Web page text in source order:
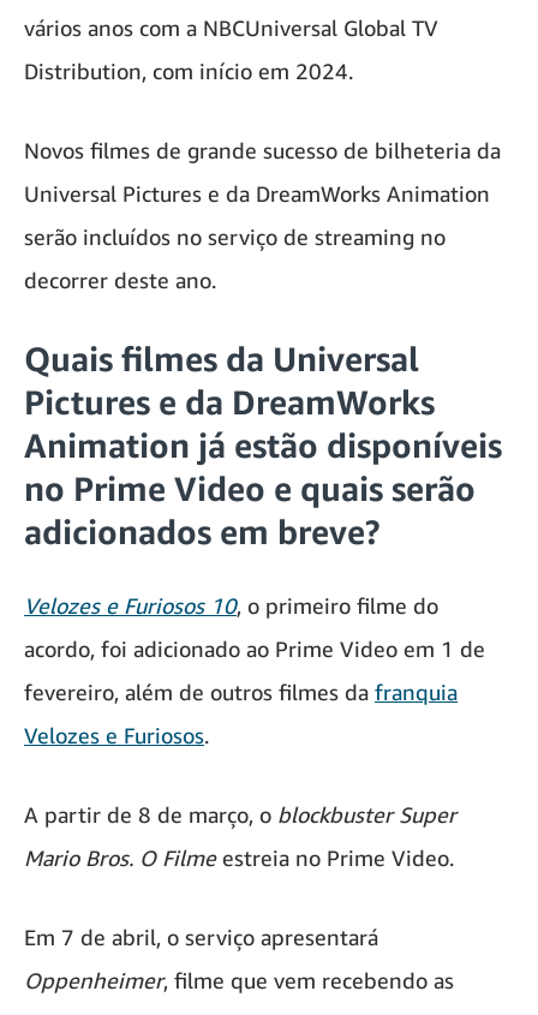
vários anos com a NBCUniversal Global TV
Distribution, com início em 2024.
Novos filmes de grande sucesso de bilheteria da
Universal Pictures e da DreamWorks Animation
serão incluídos no serviço de streaming no
decorrer deste ano.
Quais filmes da Universal
Pictures e da DreamWorks
Animation já estão disponíveis
no Prime Video e quais serão
adicionados em breve?
Velozes e Furiosos 10, o primeiro filme do
acordo, foi adicionado ao Prime Video em 1 de
fevereiro, além de outros filmes da franquia
Velozes e Furiosos.
A partir de 8 de março, o blockbuster Super
Mario Bros. O Filmeestreia no Prime Video.
Em 7 de abril, o serviço apresentará
Oppenheimer, filme que vem recebendo as